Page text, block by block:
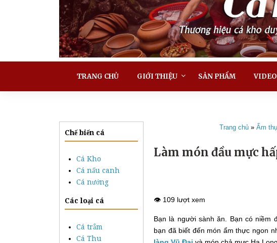
TRANG CHỦ GIỚI THIỆU SẢN PHẨM VIDEO
Chế biến cá
Cá Kho
Cá nấu canh
Cá nướng
Các loại cá
Cá trắm
Cá Thu
Trang chủ »Ẩm
Làm món đầu mực
👁️ 109 lượt xem
Bạn là người sành ăn. Bạn có niềm
bạn đã biết đến món ẩm thực ngon